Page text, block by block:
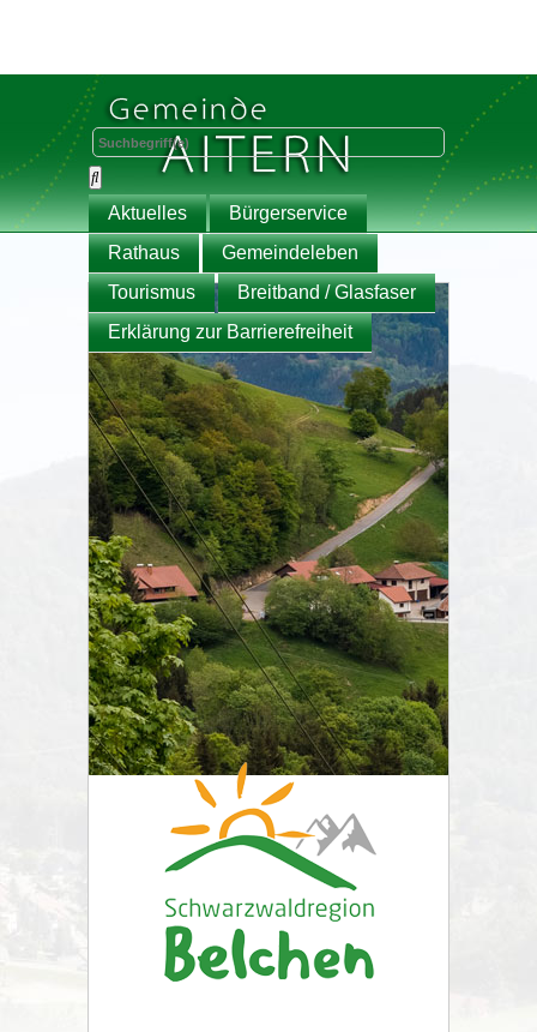
Aktuelles
Bürgerservice
Rathaus
Gemeindeleben
Tourismus
Breitband / Glasfaser
Erklärung zur Barrierefreiheit